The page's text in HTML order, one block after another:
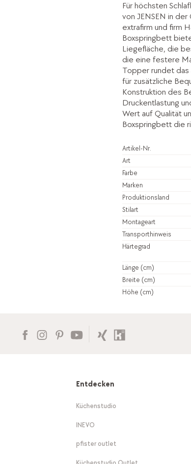
Für höchsten
von JENSEN in
extrafirm und firm
Boxspringbett
Liegefläche, die
die eine festere
Topper rundet das
für zusätzliche
Konstruktion des
Druckentlastung
Wert auf Qualität
Boxspringbett die
Artikel-Nr.
Art
Farbe
Marken
Produktionsland
Stilart
Montageart
Transporthinweis
Härtegrad
Länge (cm)
Breite (cm)
Höhe (cm)
Entdecken
Küchenstudio
INEVO
pfister outlet